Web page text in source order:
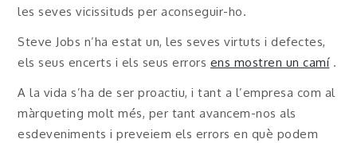
les seves vicissituds per aconseguir-ho.
Steve Jobs n’ha estat un, les seves virtuts i defectes,
els seus encerts i els seus errors ens mostren un camí.
A la vida s’ha de ser proactiu, i tant a l’empresa com al
màrqueting molt més, per tant avancem-nos als
esdeveniments i preveiem els errors en què podem